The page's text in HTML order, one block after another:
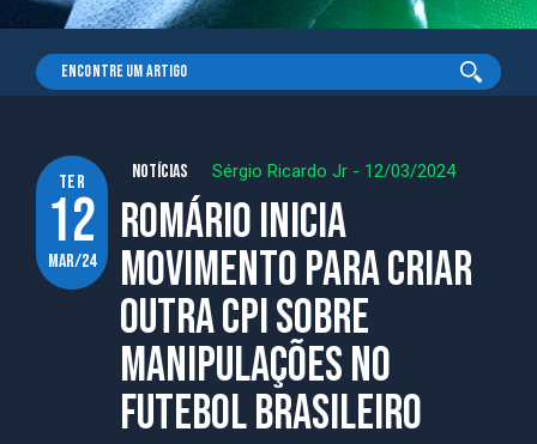
ter
12
mar/24
NOTÍCIAS Sérgio Ricardo Jr - 12/03/2024
Romário inicia
movimento para criar
outra CPI sobre
manipulações no
futebol brasileiro